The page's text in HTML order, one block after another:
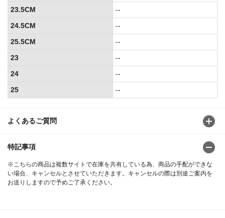
よくあるご質問
特記事項
※こちらの商品は複数サイトで在庫を共有している為、商品の手配ができな
い場合、キャンセルとさせていただきます。キャンセルの際は別途ご案内を
お送りしますので予めご了承ください。
23.5CM
--
24.5CM
--
25.5CM
--
23
--
24
--
25
--